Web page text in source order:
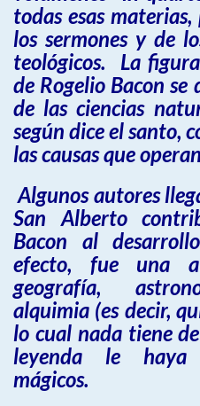
todas esas
los sermones y de
teológicos. La
de Rogelio Bacon se
de las ciencias
según dice el santo,
las causas que
Algunos autores
San Alberto
Bacon al
efecto, fue una
geografía,
alquimia (es decir,
lo cual nada tiene
leyenda le haya
mágicos.